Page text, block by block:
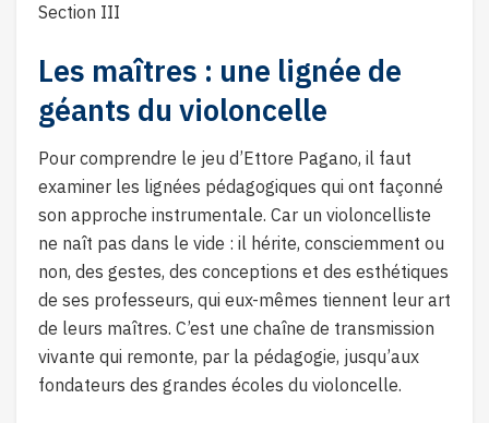
Section III
Les maîtres : une lignée de
géants du violoncelle
Pour comprendre le jeu d’Ettore Pagano, il faut
examiner les lignées pédagogiques qui ont façonné
son approche instrumentale. Car un violoncelliste
ne naît pas dans le vide : il hérite, consciemment ou
non, des gestes, des conceptions et des esthétiques
de ses professeurs, qui eux-mêmes tiennent leur art
de leurs maîtres. C’est une chaîne de transmission
vivante qui remonte, par la pédagogie, jusqu’aux
fondateurs des grandes écoles du violoncelle.